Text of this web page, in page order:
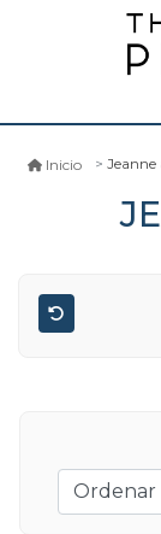
Inicio Jeanne